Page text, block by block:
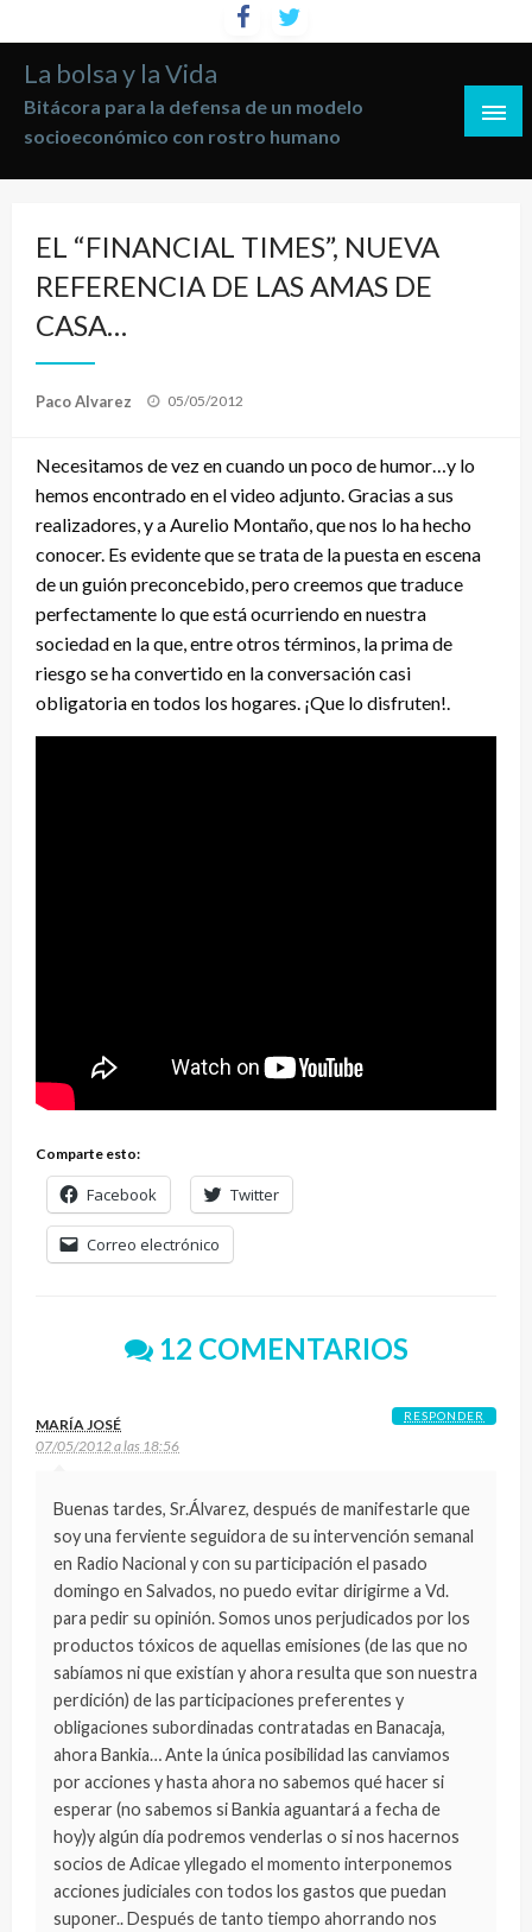
al
contenido
La bolsa y la Vida
Bitácora para la defensa de un modelo
socioeconómico con rostro humano
EL “FINANCIAL TIMES”, NUEVA
REFERENCIA DE LAS AMAS DE
CASA…
Paco Alvarez
Publicado
05/05/2012
Necesitamos de vez en cuando un poco de humor…y lo
hemos encontrado en el video adjunto. Gracias a sus
realizadores, y a Aurelio Montaño, que nos lo ha hecho
conocer. Es evidente que se trata de la puesta en escena
de un guión preconcebido, pero creemos que traduce
perfectamente lo que está ocurriendo en nuestra
sociedad en la que, entre otros términos, la prima de
riesgo se ha convertido en la conversación casi
obligatoria en todos los hogares. ¡Que lo disfruten!.
Comparte esto:
Facebook Twitter
Correo electrónico
12 COMENTARIOS
MARÍA JOSÉ
07/05/2012 a las 18:56
Buenas tardes, Sr.Álvarez, después de manifestarle que
soy una ferviente seguidora de su intervención semanal
en Radio Nacional y con su participación el pasado
domingo en Salvados, no puedo evitar dirigirme a Vd.
para pedir su opinión. Somos unos perjudicados por los
productos tóxicos de aquellas emisiones (de las que no
sabíamos ni que existían y ahora resulta que son nuestra
perdición) de las participaciones preferentes y
obligaciones subordinadas contratadas en Banacaja,
ahora Bankia… Ante la única posibilidad las canviamos
por acciones y hasta ahora no sabemos qué hacer si
esperar (no sabemos si Bankia aguantará a fecha de
hoy)y algún día podremos venderlas o si nos hacernos
socios de Adicae yllegado el momento interponemos
acciones judiciales con todos los gastos que puedan
suponer.. Después de tanto tiempo ahorrando nos
RESPONDER